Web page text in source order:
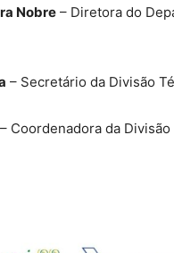
Nobre – Diretora do
– Secretário da Divisão
– Coordenadora da